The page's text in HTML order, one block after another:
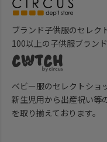
ブランド子供服のセレク
100以上の子供服ブラン
ベビー服のセレクトショ
新生児用から出産祝い等
を取り揃えております。